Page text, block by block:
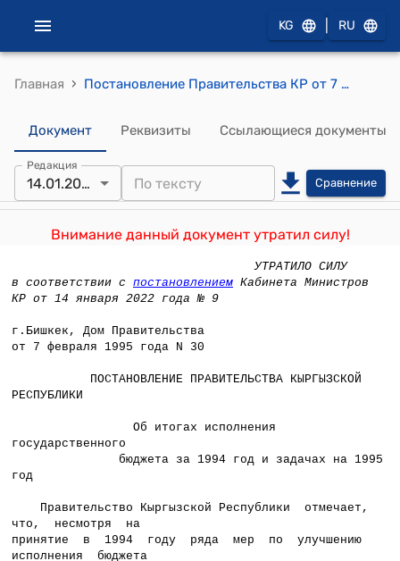
KG RU
Главная › Постановление Правительства КР от 7 февраля 1995 года №30 "Об итогах исполнения государственного бюджета за 1994 год и задачах на 1995 год"
Документ Реквизиты Ссылающиеся документы
Редакция
14.01.2022 Сравнение
Внимание данный документ утратил силу!